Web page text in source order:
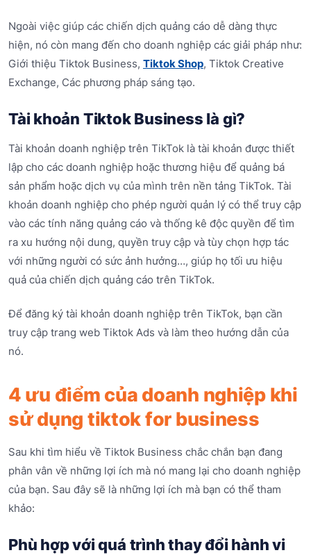
Ngoài việc giúp các chiến dịch quảng cáo dễ dàng thực
hiện, nó còn mang đến cho doanh nghiệp các giải pháp như:
Giới thiệu Tiktok Business, Tiktok Shop, Tiktok Creative
Exchange, Các phương pháp sáng tạo.
Tài khoản Tiktok Business là gì?
Tài khoản doanh nghiệp trên TikTok là tài khoản được thiết
lập cho các doanh nghiệp hoặc thương hiệu để quảng bá
sản phẩm hoặc dịch vụ của mình trên nền tảng TikTok. Tài
khoản doanh nghiệp cho phép người quản lý có thể truy cập
vào các tính năng quảng cáo và thống kê độc quyền để tìm
ra xu hướng nội dung, quyền truy cập và tùy chọn hợp tác
với những người có sức ảnh hưởng…, giúp họ tối ưu hiệu
quả của chiến dịch quảng cáo trên TikTok.
Để đăng ký tài khoản doanh nghiệp trên TikTok, bạn cần
truy cập trang web Tiktok Ads và làm theo hướng dẫn của
nó.
4 ưu điểm của doanh nghiệp khi
sử dụng tiktok for business
Sau khi tìm hiểu về Tiktok Business chắc chắn bạn đang
phân vân về những lợi ích mà nó mang lại cho doanh nghiệp
của bạn. Sau đây sẽ là những lợi ích mà bạn có thể tham
khảo:
Phù hợp với quá trình thay đổi hành vi